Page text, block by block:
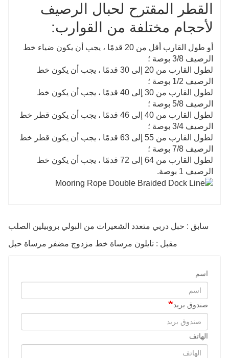
القطر المقترح لحبال الرصيف
لأحجام مختلفة من القوارب:
أو طول القارب أقل من 20 قدمًا ، يجب أن يكون ضياء خط
الرصيف 3/8 بوصة ؛
لطول القارب من 20 إلى 30 قدمًا ، يجب أن يكون خط
الرصيف 1/2 بوصة ؛
لطول القارب من 30 إلى 40 قدمًا ، يجب أن يكون خط
الرصيف 5/8 بوصة ؛
لطول القارب من 40 إلى 46 قدمًا ، يجب أن يكون قطر خط
الرصيف 3/4 بوصة ؛
لطول القارب من 55 إلى 63 قدمًا ، يجب أن يكون قطر خط
الرصيف 7/8 بوصة ؛
لطول القارب من 64 إلى 72 قدمًا ، يجب أن يكون خط
الرصيف 1 بوصة.
سابق : حبل دربي متعدد الشعيرات من البولي بروبيلين الصلب
مقبل : نايلون مرساة خط مزدوج مضفر مرساة حبل
اسم
صندوق بريد
الهاتف